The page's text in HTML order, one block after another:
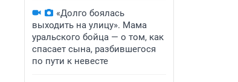
«Долго боялась
выходить на улицу». Мама
уральского бойца — о том, как
спасает сына, разбившегося
по пути к невесте